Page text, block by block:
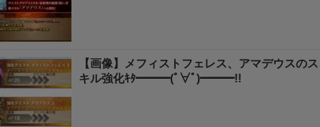
【画像】メフィストフェレス、アマデウスのス
キル強化ｷﾀ━━━(ﾟ∀ﾟ)━━━!!